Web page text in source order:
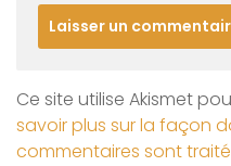
Ce site utilise Akismet
savoir plus sur la façon
commentaires sont